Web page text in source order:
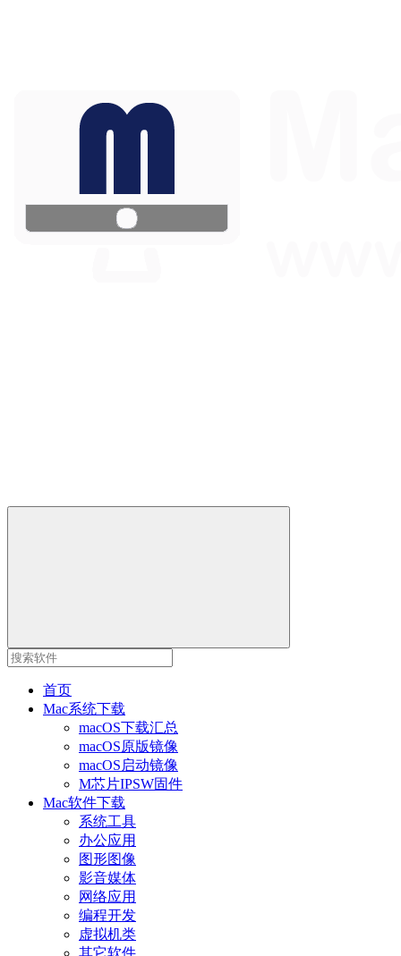
首页
Mac系统下载
macOS下载汇总
macOS原版镜像
macOS启动镜像
M芯片IPSW固件
Mac软件下载
系统工具
办公应用
图形图像
影音媒体
网络应用
编程开发
虚拟机类
其它软件